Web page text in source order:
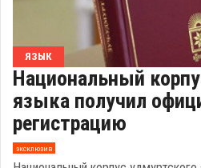
ЯЗЫК
Национальный
языка получил
регистрацию
эксклюзив